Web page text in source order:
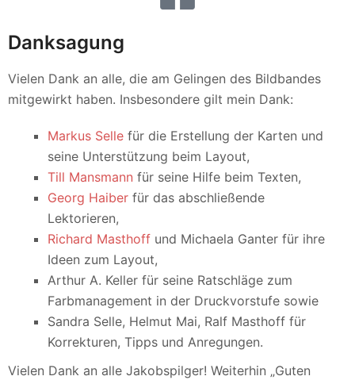
Danksagung
Vielen Dank an alle, die am Gelingen des Bildbandes
mitgewirkt haben. Insbesondere gilt mein Dank:
Markus Selle für die Erstellung der Karten und
seine Unterstützung beim Layout,
Till Mansmann für seine Hilfe beim Texten,
Georg Haiber für das abschließende
Lektorieren,
Richard Masthoff und Michaela Ganter für ihre
Ideen zum Layout,
Arthur A. Keller für seine Ratschläge zum
Farbmanagement in der Druckvorstufe sowie
Sandra Selle, Helmut Mai, Ralf Masthoff für
Korrekturen, Tipps und Anregungen.
Vielen Dank an alle Jakobspilger! Weiterhin „Guten